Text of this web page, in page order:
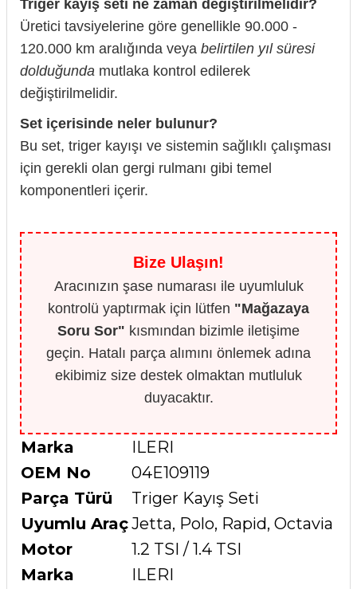
Triger kayış seti ne zaman değiştirilmelidir?
Üretici tavsiyelerine göre genellikle 90.000 -
120.000 km aralığında veya belirtilen yıl süresi
dolduğunda mutlaka kontrol edilerek
değiştirilmelidir.
Set içerisinde neler bulunur?
Bu set, triger kayışı ve sistemin sağlıklı çalışması
için gerekli olan gergi rulmanı gibi temel
komponentleri içerir.
Bize Ulaşın!
Aracınızın şase numarası ile uyumluluk
kontrolü yaptırmak için lütfen "Mağazaya
Soru Sor" kısmından bizimle iletişime
geçin. Hatalı parça alımını önlemek adına
ekibimiz size destek olmaktan mutluluk
duyacaktır.
Marka
ILERI
OEM No
04E109119
Parça Türü
Triger Kayış Seti
Uyumlu AraçJetta, Polo, Rapid, Octavia
Motor
1.2 TSI / 1.4 TSI
Marka
ILERI